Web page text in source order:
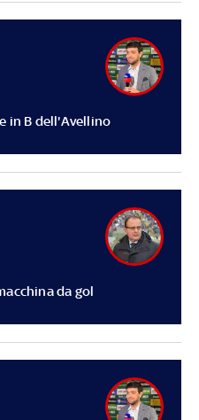
in B dell'Avellino
da gol